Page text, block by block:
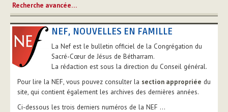
Recherche avancée…
NEF, NOUVELLES EN FAMILLE
La Nef est le bulletin officiel de la Congrégation du
Sacré-Cœur de Jésus de Bétharram.
La rédaction est sous la direction du Conseil général.
Pour lire la NEF, vous pouvez consulter la section appropriée du
site, qui contient également les archives des dernières années.
Ci-dessous les trois derniers numéros de la NEF ...